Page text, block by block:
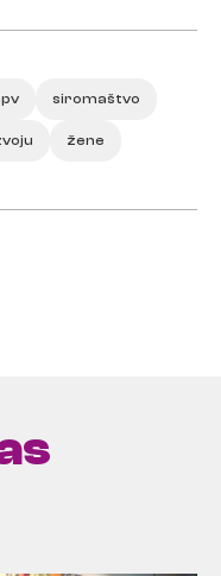
siromaštvo
žene